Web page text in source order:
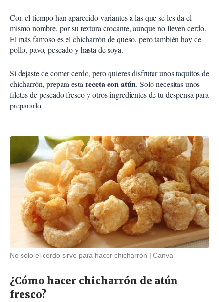
Con el tiempo han aparecido variantes a las que se les da el
mismo nombre, por su textura crocante, aunque no lleven cerdo.
El más famoso es el chicharrón de queso, pero también hay de
pollo, pavo, pescado y hasta de soya.
Si dejaste de comer cerdo, pero quieres disfrutar unos taquitos de
chicharrón, prepara estareceta con atún. Solo necesitas unos
filetes de pescado fresco y otros ingredientes de tu despensa para
prepararlo.
No solo el cerdo sirve para hacer chicharrón Canva
¿Cómo hacer chicharrón de atún
fresco?